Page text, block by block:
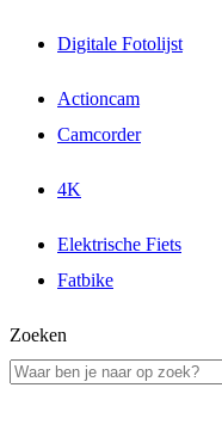
Digitale Fotolijst
Actioncam
Camcorder
4K
Elektrische Fiets
Fatbike
Zoeken